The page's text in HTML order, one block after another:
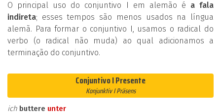
O principal uso do conjuntivo I em alemão é a fala
indireta; esses tempos são menos usados na língua
alemã. Para formar o conjuntivo I, usamos o radical do
verbo (o radical não muda) ao qual adicionamos a
terminação do conjuntivo.
Conjuntivo I Presente
Konjunktiv I Präsens
ich buttere unter